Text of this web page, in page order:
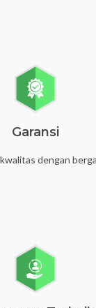
Garansi
dengan